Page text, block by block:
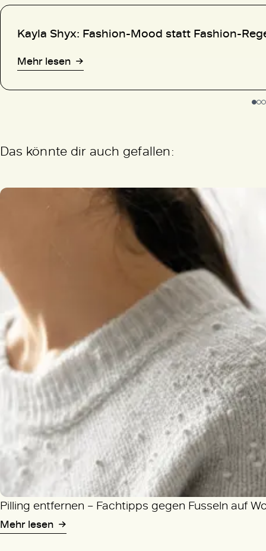
Kayla Shyx: Fashion-Mood statt Fashion-
Mehr lesen
Das könnte dir auch gefallen:
Pilling entfernen – Fachtipps gegen Fusseln auf
Mehr lesen